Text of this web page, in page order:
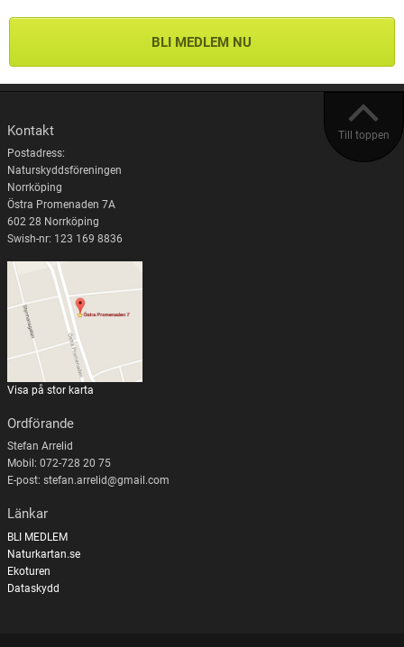
BLI MEDLEM NU
Till toppen
Kontakt
Postadress:
Naturskyddsföreningen
Norrköping
Östra Promenaden 7A
602 28 Norrköping
Swish-nr: 123 169 8836
Visa på stor karta
Ordförande
Stefan Arrelid
Mobil: 072-728 20 75
E-post: stefan.arrelid@gmail.com
Länkar
BLI MEDLEM
Naturkartan.se
Ekoturen
Dataskydd